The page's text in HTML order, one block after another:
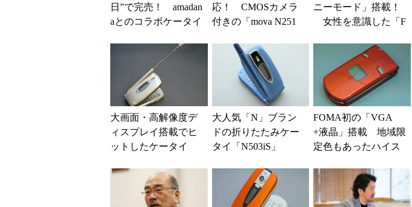
日”で完売！ amadan
aとのコラボケータイ
応！ CMOSカメラ
付きの「mova N251
ニーモード」搭載！
女性を意識した「F
しのケータイ）
大画面・高解像度デ
ィスプレイ搭載でヒ
ットしたケータイ
かしのケータイ）
大人気「N」ブラン
ドの折りたたみケー
タイ「N503iS」
FOMA初の「VGA
+液晶」搭載 地域限
定色もあったハイス
03i」（懐かしのケ
ー...